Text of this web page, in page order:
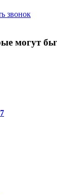
звонок
могут